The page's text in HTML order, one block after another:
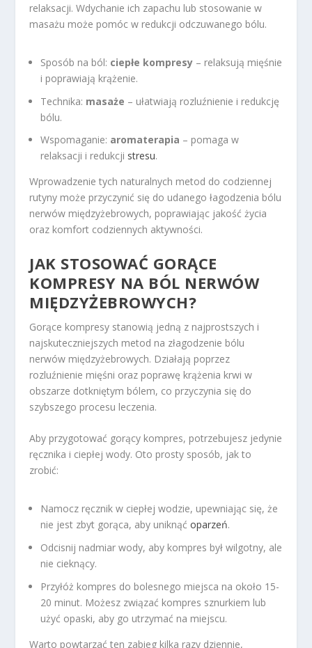
relaksacji. Wdychanie ich zapachu lub stosowanie w
masażu może pomóc w redukcji odczuwanego bólu.
Sposób na ból: ciepłe kompresy – relaksują mięśnie
i poprawiają krążenie.
Technika: masaże – ułatwiają rozluźnienie i redukcję
bólu.
Wspomaganie: aromaterapia – pomaga w
relaksacji i redukcji stresu.
Wprowadzenie tych naturalnych metod do codziennej
rutyny może przyczynić się do udanego łagodzenia bólu
nerwów międzyżebrowych, poprawiając jakość życia
oraz komfort codziennych aktywności.
JAK STOSOWAĆ GORĄCE
KOMPRESY NA BÓL NERWÓW
MIĘDZYŻEBROWYCH?
Gorące kompresy stanowią jedną z najprostszych i
najskuteczniejszych metod na złagodzenie bólu
nerwów międzyżebrowych. Działają poprzez
rozluźnienie mięśni oraz poprawę krążenia krwi w
obszarze dotkniętym bólem, co przyczynia się do
szybszego procesu leczenia.
Aby przygotować gorący kompres, potrzebujesz jedynie
ręcznika i ciepłej wody. Oto prosty sposób, jak to
zrobić:
Namocz ręcznik w ciepłej wodzie, upewniając się, że
nie jest zbyt gorąca, aby uniknąćoparzeń.
Odcisnij nadmiar wody, aby kompres był wilgotny, ale
nie cieknący.
Przyłóż kompres do bolesnego miejsca na około 15-
20 minut. Możesz związać kompres sznurkiem lub
użyć opaski, aby go utrzymać na miejscu.
Warto powtarzać ten zabieg kilka razy dziennie,